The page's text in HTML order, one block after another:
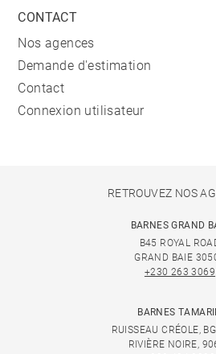
CONTACT
Nos agences
Demande d'estimation
Contact
Connexion utilisateur
RETROUVEZ NOS
BARNES GRAND
B45 ROYAL
GRAND BAIE
+230 263 3069
BARNES
RUISSEAU CRÉOLE,
RIVIÈRE NOIRE,